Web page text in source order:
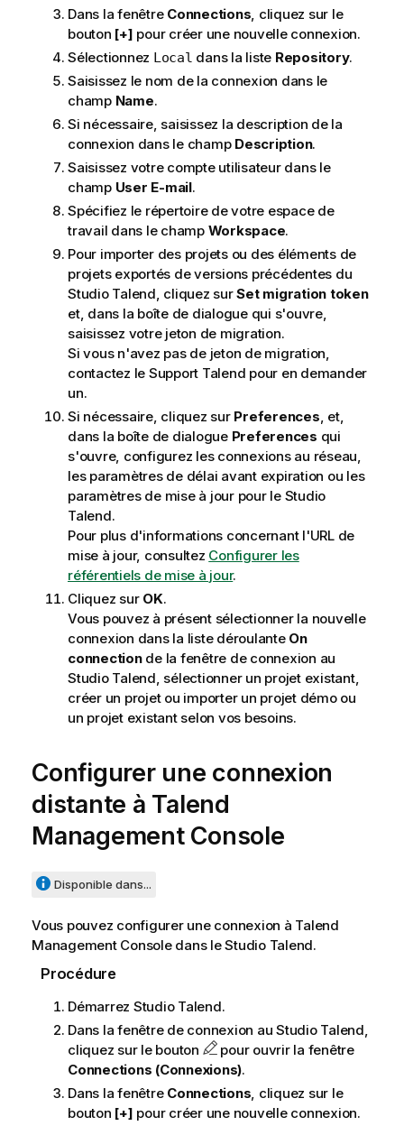
Dans la fenêtre Connections , cliquez sur le
bouton [+] pour créer une nouvelle connexion.
Sélectionnez Local dans la liste Repository.
Saisissez le nom de la connexion dans le
champ Name.
Si nécessaire, saisissez la description de la
connexion dans le champ Description.
Saisissez votre compte utilisateur dans le
champ User E-mail.
Spécifiez le répertoire de votre espace de
travail dans le champ Workspace.
Pour importer des projets ou des éléments de
projets exportés de versions précédentes du
Studio Talend , cliquez surSet migration token
et, dans la boîte de dialogue qui s'ouvre,
saisissez votre jeton de migration.
Si vous n'avez pas de jeton de migration,
contactez le Support Talend pour en demander
un.
Si nécessaire, cliquez sur Preferences , et,
dans la boîte de dialogue Preferences qui
s'ouvre, configurez les connexions au réseau,
les paramètres de délai avant expiration ou les
paramètres de mise à jour pour le Studio
Talend.
Pour plus d'informations concernant l'URL de
mise à jour, consultez Configurer les
référentiels de mise à jour.
Cliquez sur OK.
Vous pouvez à présent sélectionner la nouvelle
connexion dans la liste déroulante On
connectionde la fenêtre de connexion au
Studio Talend , sélectionner un projet existant,
créer un projet ou importer un projet démo ou
un projet existant selon vos besoins.
Configurer une connexion
distante à Talend
Management Console
Disponible dans...
Vous pouvez configurer une connexion à Talend
Management Consoledans leStudio Talend.
Procédure
Démarrez Studio Talend.
Dans la fenêtre de connexion au Studio Talend,
cliquez sur le bouton
pour ouvrir la fenêtre
Connections (Connexions).
Dans la fenêtre Connections, cliquez sur le
bouton [+] pour créer une nouvelle connexion.